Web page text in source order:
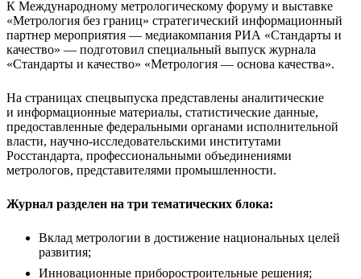
К Международному метрологическому форуму и выставке
«Метрология без границ» стратегический информационный
партнер мероприятия — медиакомпания РИА «Стандарты и
качество» — подготовил специальный выпуск журнала
«Стандарты и качество» «Метрология — основа качества».
На страницах спецвыпуска представлены аналитические
и информационные материалы, статистические данные,
предоставленные федеральными органами исполнительной
власти, научно-исследовательскими институтами
Росстандарта, профессиональными объединениями
метрологов, представителями промышленности.
Журнал разделен на три тематических блока:
Вклад метрологии в достижение национальных целей
развития;
Инновационные приборостроительные решения;